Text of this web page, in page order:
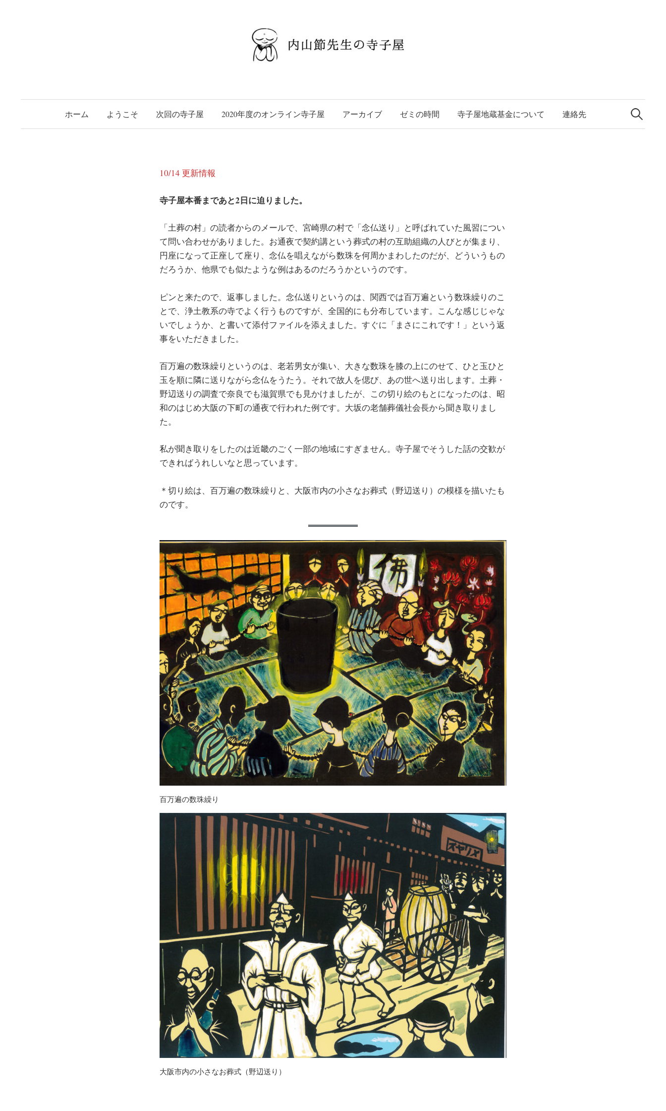
キ
プ
ホーム ようこそ 次回の寺子屋 2020年度のオンライン寺子屋 アーカイブ ゼミの時間 寺子屋地蔵基金について 連絡先
検
索:
10/14 更新情報
寺子屋本番まであと2日に迫りました。
「土葬の村」の読者からのメールで、宮崎県の村で「念仏送り」と呼ばれていた風習につい
て問い合わせがありました。お通夜で契約講という葬式の村の互助組織の人びとが集まり、
円座になって正座して座り、念仏を唱えながら数珠を何周かまわしたのだが、どういうもの
だろうか、他県でも似たような例はあるのだろうかというのです。
ピンと来たので、返事しました。念仏送りというのは、関西では百万遍という数珠繰りのこ
とで、浄土教系の寺でよく行うものですが、全国的にも分布しています。こんな感じじゃな
いでしょうか、と書いて添付ファイルを添えました。すぐに「まさにこれです！」という返
事をいただきました。
百万遍の数珠繰りというのは、老若男女が集い、大きな数珠を膝の上にのせて、ひと玉ひと
玉を順に隣に送りながら念仏をうたう。それで故人を偲び、あの世へ送り出します。土葬・
野辺送りの調査で奈良でも滋賀県でも見かけましたが、この切り絵のもとになったのは、昭
和のはじめ大阪の下町の通夜で行われた例です。大坂の老舗葬儀社会長から聞き取りまし
た。
私が聞き取りをしたのは近畿のごく一部の地域にすぎません。寺子屋でそうした話の交歓が
できればうれしいなと思っています。
＊切り絵は、百万遍の数珠繰りと、大阪市内の小さなお葬式（野辺送り）の模様を描いたも
のです。
百万遍の数珠繰り
大阪市内の小さなお葬式（野辺送り）